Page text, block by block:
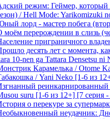
режим: Геймер, который
/ Hell Mode: Yarikomizuki
лорд - мастер побега
моём перерождении в слизь
приграничного
десять лет с момента,
10-nen ga Tattara Densetsu
Карамелька / Otome
/ Yani Neko [1-6 из
реинкарнированный
suru [1-6 из 12+] [7 серия -
о перекуре за
неудачник: